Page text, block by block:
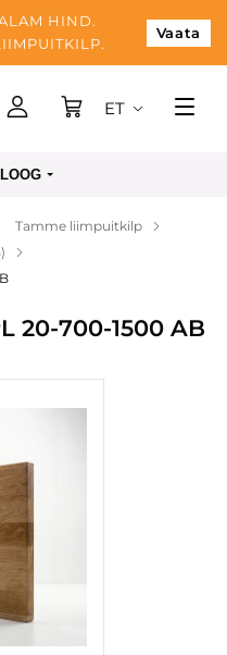
HIND.
Vaata
ET
Tamme liimpuitkilp
20-700-1500 AB